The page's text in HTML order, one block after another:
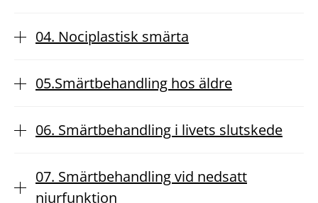
04. Nociplastisk smärta
05.Smärtbehandling hos äldre
06. Smärtbehandling i livets slutskede
07. Smärtbehandling vid nedsatt
njurfunktion